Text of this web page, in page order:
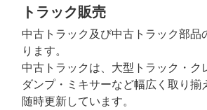
トラック販売
中古トラック及び中古トラック部品
ります。
中古トラックは、大型トラック・ク
ダンプ・ミキサーなど幅広く取り揃
随時更新しています。